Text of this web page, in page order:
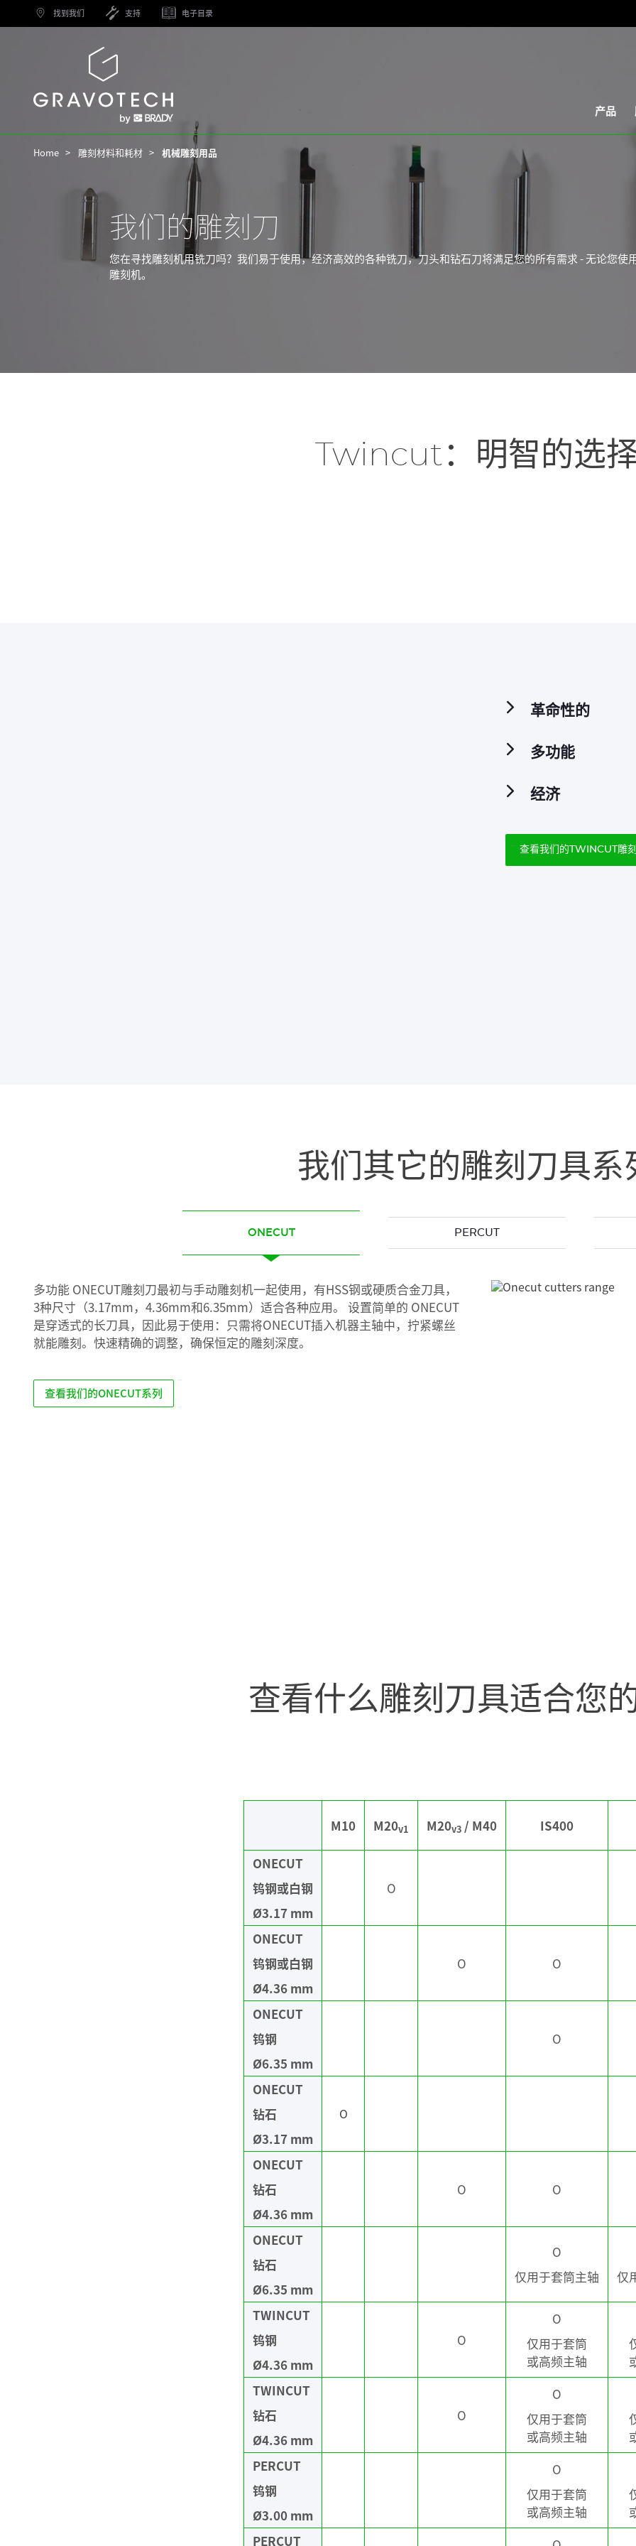
main
找到我们 支持 电子目录
产品
Home 雕刻材料和耗材 机械雕刻用品
我们的雕刻刀
您在寻找雕刻机用铣刀吗？我们易于使用，经济高效的各种铣刀，刀头和钻石刀将满足您的所有需求 - 无论您使
雕刻机。
Twincut：明智的选
革命性的
多功能
经济
查看我们的TWINCUT雕
我们其它的雕刻刀具系
ONECUT PERCUT
多功能 ONECUT雕刻刀最初与手动雕刻机一起使用，有HSS钢或硬质合金刀具，
3种尺寸（3.17mm，4.36mm和6.35mm）适合各种应用。 设置简单的 ONECUT
是穿透式的长刀具，因此易于使用：只需将ONECUT插入机器主轴中，拧紧螺丝
就能雕刻。快速精确的调整，确保恒定的雕刻深度。
查看我们的ONECUT系列
刻痕迹略深。 适用所有应用 钻石刀有ONECUT或TWINCUT的形式，适合所有工
业和应用：从金属零件上的追溯打标到玻璃上的精细雕刻。查看什么雕刻刀具适合您
M10 M20v1 M20v3 / M40 IS400
ONECUT
钨钢或白钢
Ø3.17 mm
O
ONECUT
钨钢或白钢
Ø4.36 mm
O O
ONECUT
钨钢
Ø6.35 mm
O
ONECUT
钻石
Ø3.17 mm
O
ONECUT
钻石
Ø4.36 mm
O O
ONECUT
钻石
Ø6.35 mm
O
仅用于套筒主轴
仅
TWINCUT
钨钢
Ø4.36 mm
O
O
仅用于套筒
或高频主轴
TWINCUT
钻石
Ø4.36 mm
O
O
仅用于套筒
或高频主轴
PERCUT
钨钢
Ø3.00 mm
O
仅用于套筒
​​​​​​​或高频主轴
PERCUT